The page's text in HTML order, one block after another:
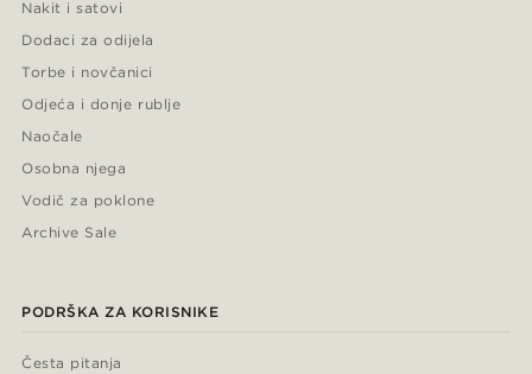
Nakit i satovi
Dodaci za odijela
Torbe i novčanici
Odjeća i donje rublje
Naočale
Osobna njega
Vodič za poklone
Archive Sale
PODRŠKA ZA KORISNIKE
Česta pitanja